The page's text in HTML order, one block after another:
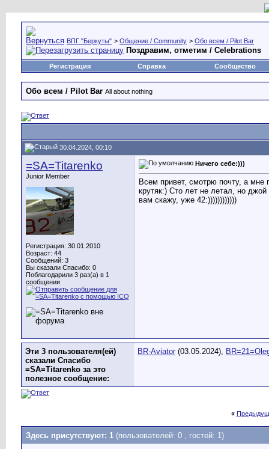
ВПГ "Беркуты" > Общение / Community > Обо всем / Pilot Bar
Поздравим, отметим / Celebrations
Регистрация Справка Сообщество
Обо всем / Pilot Bar All about nothing
30.04.2024, 00:10
=SA=Titarenko
Junior Member
Регистрация: 30.01.2010
Возраст: 44
Сообщений: 3
Вы сказали Спасибо: 0
Поблагодарили 3 раз(а) в 1
сообщении
Ничего себе:)))
Всем привет, смотрю почту, а мне
крутяк:) Сто лет не летал, но
вам скажу, уже 42:))))))))))))
Эти 3 пользователя(ей)
сказали Спасибо
=SA=Titarenko за это
полезное сообщение:
BR-Aviator (03.05.2024),
«
Здесь присутствуют: 1 (пользователей: 0 , гостей: 1)